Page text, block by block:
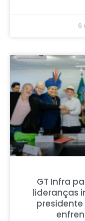
6
GT Infra
lideranças